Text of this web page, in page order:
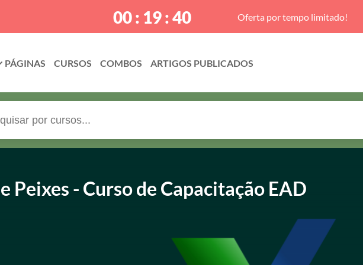
PÁGINAS CURSOS COMBOS
00 : 19 : 39 Oferta por tempo limitado!
Peixes - Curso de Capacitação EAD